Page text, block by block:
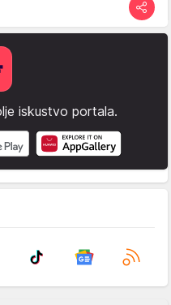
iskustvo portala.